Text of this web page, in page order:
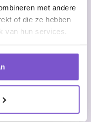
met andere
of die ze hebben
van hun services.
jouw
bepalen
richten
in om jouw